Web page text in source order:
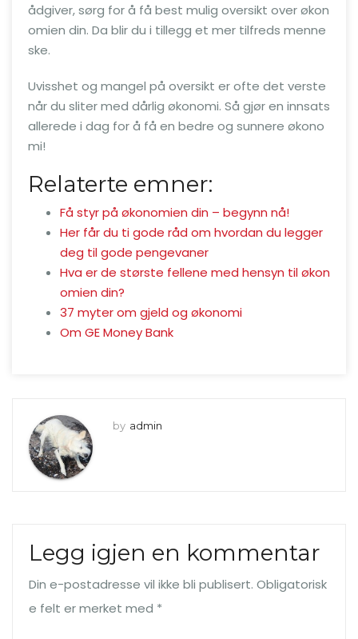
ådgiver, sørg for å få best mulig oversikt over økon
omien din. Da blir du i tillegg et mer tilfreds menne
ske.
Uvisshet og mangel på oversikt er ofte det verste
når du sliter med dårlig økonomi. Så gjør en innsats
allerede i dag for å få en bedre og sunnere økono
mi!
Relaterte emner:
Få styr på økonomien din – begynn nå!
Her får du ti gode råd om hvordan du legger
deg til gode pengevaner
Hva er de største fellene med hensyn til økon
omien din?
37 myter om gjeld og økonomi
Om GE Money Bank
by admin
Legg igjen en kommentar
Din e-postadresse vil ikke bli publisert. Obligatorisk
e felt er merket med *